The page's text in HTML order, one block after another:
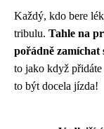
Každý, kdo bere
tribulu. Tahle na
pořádně
to jako když
to být docela jízda!